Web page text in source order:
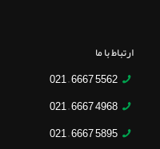
ارتباط با ما
5562 6667 – 021
4968 6667 – 021
5895 6667 – 021